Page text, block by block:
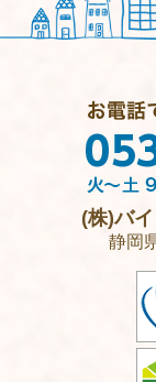
(株)バ
静岡